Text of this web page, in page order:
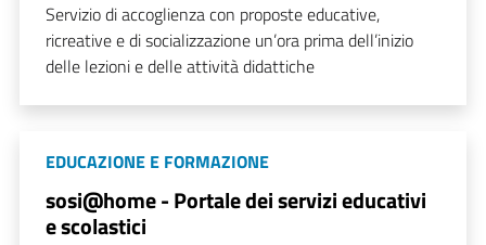
Servizio di accoglienza con proposte educative,
ricreative e di socializzazione un’ora prima dell’inizio
delle lezioni e delle attività didattiche
EDUCAZIONE E FORMAZIONE
sosi@home - Portale dei servizi educativi
e scolastici